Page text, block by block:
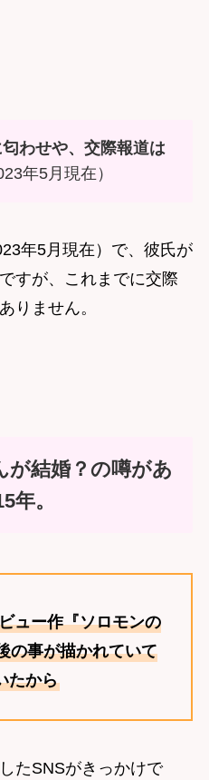
わせや、交際報道は
年5月現在）
年5月現在）で、彼氏が
すが、これまでに交際
りません。
が結婚？の噂があ
年。
ュー作『ソロモンの
の事が描かれていて
たから
たSNSがきっかけで